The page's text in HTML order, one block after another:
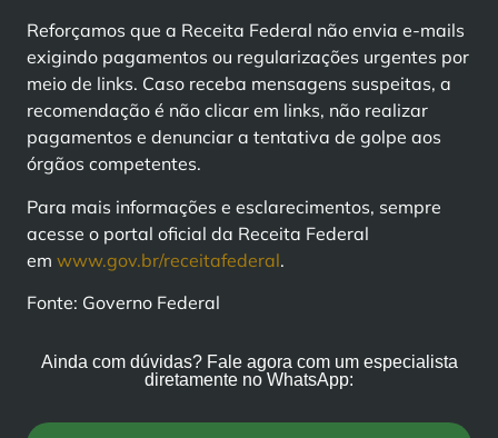
Reforçamos que a Receita Federal não envia e-mails
exigindo pagamentos ou regularizações urgentes por
meio de links. Caso receba mensagens suspeitas, a
recomendação é não clicar em links, não realizar
pagamentos e denunciar a tentativa de golpe aos
órgãos competentes.
Para mais informações e esclarecimentos, sempre
acesse o portal oficial da Receita Federal
em www.gov.br/receitafederal.
Fonte: Governo Federal
Ainda com dúvidas? Fale agora com um especialista
diretamente no WhatsApp: